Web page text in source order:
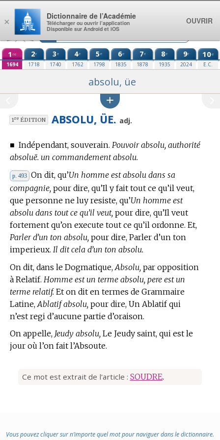
Aller au contenu
1 re
1694
2e
1718
3e
1740
4e
1762
5e
1798
6e
1835
7e
1878
8e
1935
9e
2024
10e
E.C.
absolu, üe
1reÉDITION ABSOLU, ÜE. adj.
■ Indépendant, souverain. Pouvoir absolu, authorité
absoluë. un commandement absolu.
p. 493 On dit, qu’Un homme est absolu dans sa
compagnie, pour dire, qu’Il y fait tout ce qu’il veut,
que personne ne luy resiste, qu’Un homme est
absolu dans tout ce qu’il veut, pour dire, qu’Il veut
fortement qu’on execute tout ce qu’il ordonne. Et,
Parler d’un ton absolu, pour dire, Parler d’un ton
imperieux. Il dit cela d’un ton absolu.
On dit, dans le Dogmatique, Absolu, par opposition
à Relatif. Homme est un terme absolu, pere est un
terme relatif. Et on dit en termes de Grammaire
Latine, Ablatif absolu, pour dire, Un Ablatif qui
n’est regi d’aucune partie d’oraison.
On appelle, Jeudy absolu, Le Jeudy saint, qui est le
jour où l’on fait l’Absoute.
Ce mot est extrait de l'article : SOUDRE.
Vous pouvez cliquer sur n’importe quel mot pour naviguer dans le dictionnaire.
×
Dictionnaire de l’Académie
Télécharger ou ouvrir l’application
Disponible sur Android et iOS
OUVRIR